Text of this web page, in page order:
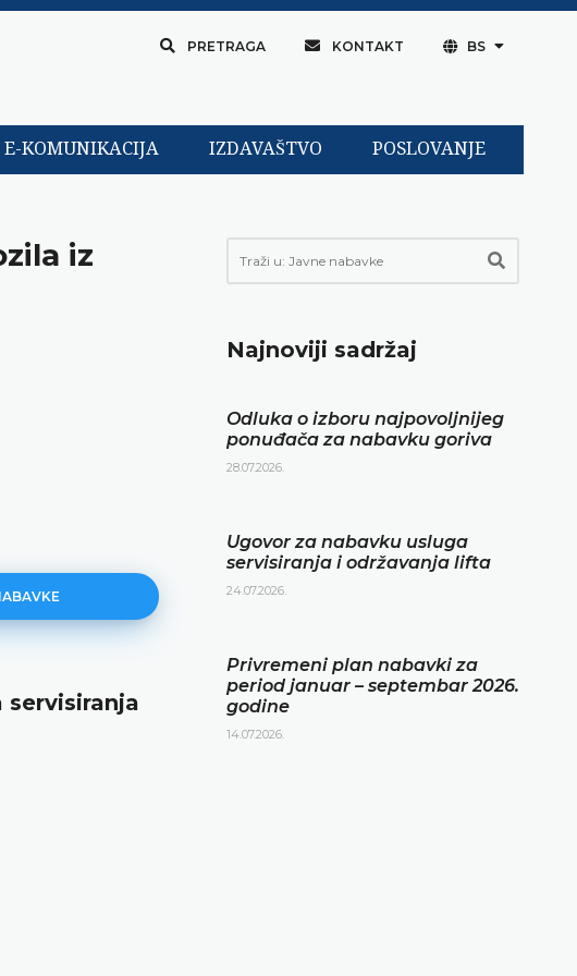
PRETRAGA KONTAKT BS
E-KOMUNIKACIJA IZDAVAŠTVO POSLOVANJE
iz
servisiranja
Privremeni plan nabavki za
januar – septembar 2026.
Najnoviji sadržaj
Odluka o izboru najpovoljnijeg
ponuđača za nabavku goriva
28.07.2026.
Ugovor za nabavku usluga
servisiranja i održavanja lifta
24.07.2026.
Privremeni plan nabavki za
period januar – septembar 2026.
godine
14.07.2026.